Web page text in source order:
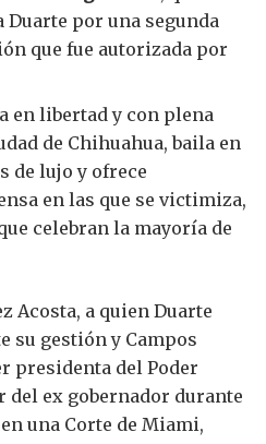
Duarte por una segunda
que fue autorizada por
en libertad y con plena
de Chihuahua, baila en
de lujo y ofrece
en las que se victimiza,
celebran la mayoría de
Acosta, a quien Duarte
su gestión y Campos
presidenta del Poder
del ex gobernador durante
una Corte de Miami,